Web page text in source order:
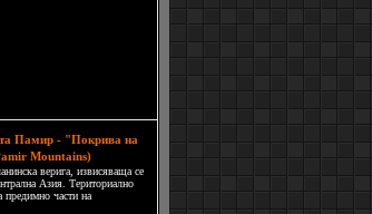
Памир - "Покрива на
Mountains)
верига, извисяваща се
Азия. Териториално
предимно части на